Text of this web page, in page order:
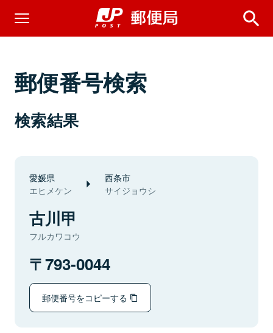
郵便番号検索
検索結果
愛媛県
エヒメケン
西条市
サイジョウシ
古川甲
フルカワコウ
793-0044
郵便番号をコピーする